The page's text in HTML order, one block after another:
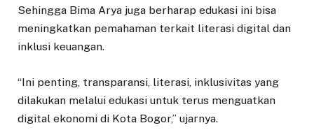
Sehingga Bima Arya juga berharap edukasi ini bisa
meningkatkan pemahaman terkait literasi digital dan
inklusi keuangan.
“Ini penting, transparansi, literasi, inklusivitas yang
dilakukan melalui edukasi untuk terus menguatkan
digital ekonomi di Kota Bogor,” ujarnya.